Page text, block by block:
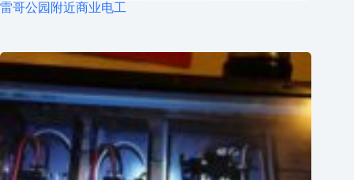
雷哥公园附近商业电工